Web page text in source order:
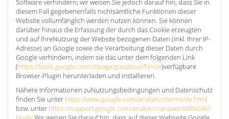
Software verhindern; wir weisen Sie jedoch darauf hin, dass Sie in
diesem Fall gegebenenfalls nichtsämtliche Funktionen dieser
Website vollumfänglich werden nutzen können. Sie können
darüber hinaus die Erfassung der durch das Cookie erzeugten
und auf IhreNutzung der Website bezogenen Daten (inkl. Ihrer IP-
Adresse) an Google sowie die Verarbeitung dieser Daten durch
Google verhindern, indem sie das unter dem folgenden Link
(https://tools.google.com/dlpage/gaoptout?hl=de)verfügbare
Browser-Plugin herunterladen und installieren.
Nähere Informationen zuNutzungsbedingungen und Datenschutz
finden Sie unter https://www.google.com/analytics/terms/de.html
bzw. unter https://support.google.com/analytics/answer/6004245?